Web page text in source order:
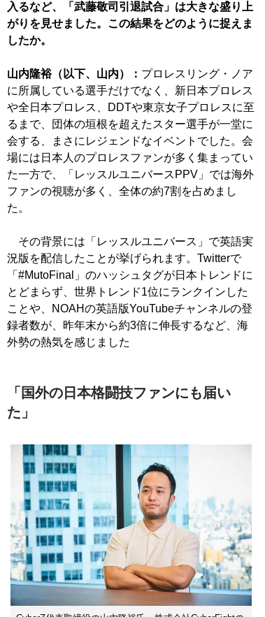
入るなど、「武藤敬司引退試合」は大きな盛り上
がりを見せました。この結果をどのように捉えま
したか。
山内隆裕（以下、山内）： プロレスリング・ノア
に所属している選手だけでなく、新日本プロレス
や全日本プロレス、DDTや東京女子プロレスに至
るまで、団体の垣根を超えたスター選手が一堂に
会する、まさにレジェンドなイベントでした。会
場には日本人のプロレスファンが多く集まってい
た一方で、「レッスルユニバースPPV」では海外
ファンの視聴が多く、全体の約7割を占めまし
た。
その背景には「レッスルユニバース」で英語実
況版を配信したことが挙げられます。Twitterで
「#MutoFinal」のハッシュタグが日本トレンドに
とどまらず、世界トレンド1位にランクインした
ことや、NOAHの英語版YouTubeチャンネルの登
録者数が、昨年末から約3倍に伸長するなど、海
外勢の熱気を感じました
「国外の日本格闘技ファンにも届い
た」